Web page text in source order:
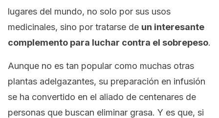
lugares del mundo, no solo por sus usos
medicinales, sino por tratarse de un interesante
complemento para luchar contra el sobrepeso.
Aunque no es tan popular como muchas otras
plantas adelgazantes, su preparación en infusión
se ha convertido en el aliado de centenares de
personas que buscan eliminar grasa. Y es que, si